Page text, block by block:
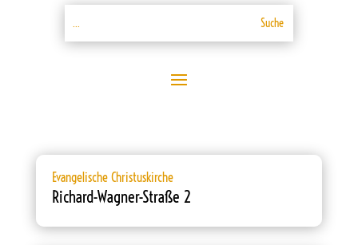
Evangelische Christuskirche
Richard-Wagner-Straße 2